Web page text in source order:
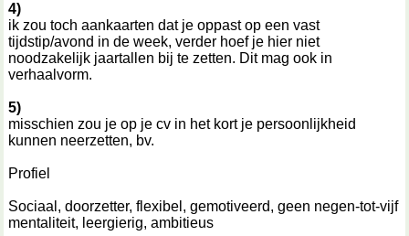
4)
ik zou toch aankaarten dat je oppast op een vast
tijdstip/avond in de week, verder hoef je hier niet
noodzakelijk jaartallen bij te zetten. Dit mag ook in
verhaalvorm.
5)
misschien zou je op je cv in het kort je persoonlijkheid
kunnen neerzetten, bv.
Profiel
Sociaal, doorzetter, flexibel, gemotiveerd, geen negen-tot-vijf
mentaliteit, leergierig, ambitieus